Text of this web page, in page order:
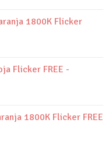
1800K Flicker
Flicker FREE -
1800K Flicker FREE